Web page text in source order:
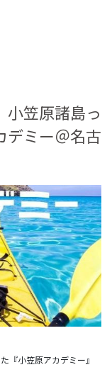
小笠原諸島っ
デミー＠名古
『小笠原アカデミー』